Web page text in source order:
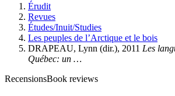
Érudit
Revues
Études/Inuit/Studies
Les peuples de l’Arctique et le bois
DRAPEAU, Lynn (dir.), 2011 Les
Québec: un …
RecensionsBook reviews